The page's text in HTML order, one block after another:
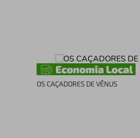
OS CAÇADORES DE VÊNUS